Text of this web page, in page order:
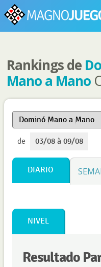
RANKINGS
TORNEOS
COMUNIDAD
AYUDA
PASAPORTE
JUGAR
Rankings de
Mano a Mano
de 03/08 à 09/08
DIARIO
NIVEL
Resultado